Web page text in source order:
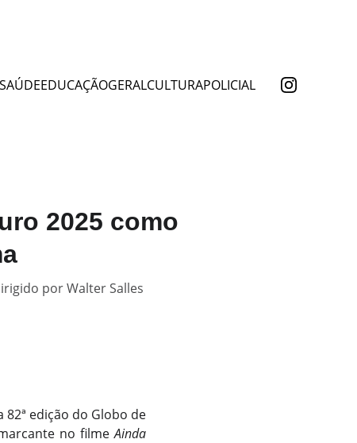
SAÚDEEDUCAÇÃOGERALCULTURAPOLICIAL
2025 como
por Walter Salles
edição do Globo de
no filmeAinda